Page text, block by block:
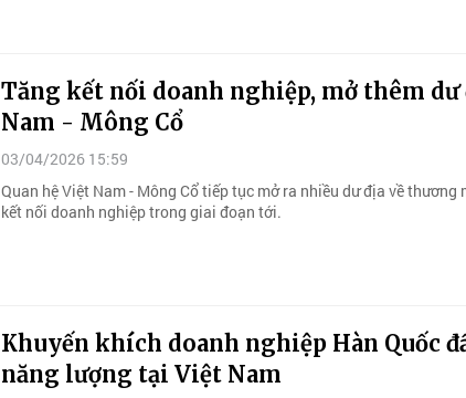
Tăng kết nối doanh nghiệp, mở thêm dư
Nam - Mông Cổ
03/04/2026 15:59
Quan hệ Việt Nam - Mông Cổ tiếp tục mở ra nhiều dư địa về
kết nối doanh nghiệp trong giai đoạn tới.
Khuyến khích doanh nghiệp Hàn Quốc
năng lượng tại Việt Nam